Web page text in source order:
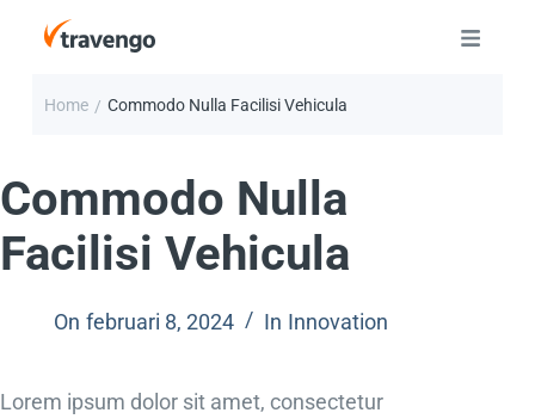
Home / Commodo Nulla Facilisi Vehicula
Commodo Nulla
Facilisi Vehicula
On februari 8, 2024 In Innovation
Lorem ipsum dolor sit amet, consectetur